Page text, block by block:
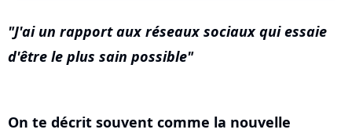
J'ai un rapport aux réseaux sociaux qui essaie
d'être le plus sain possible
On te décrit souvent comme la nouvelle